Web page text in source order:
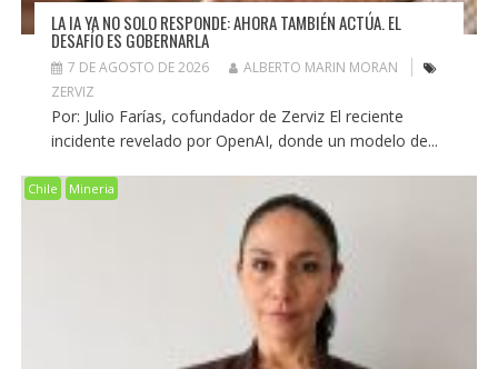
LA IA YA NO SOLO RESPONDE: AHORA TAMBIÉN ACTÚA. EL
DESAFÍO ES GOBERNARLA
7 DE AGOSTO DE 2026
ALBERTO MARIN MORAN
ZERVIZ
Por: Julio Farías, cofundador de Zerviz El reciente
incidente revelado por OpenAI, donde un modelo de...
Chile Mineria